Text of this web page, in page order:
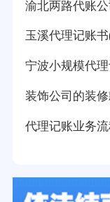
渝北两路代账
玉溪代理记账
宁波小规模代
装饰公司的装
代理记账业务